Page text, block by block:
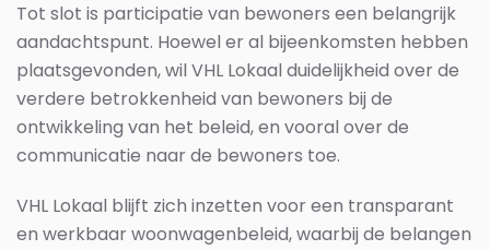
Tot slot is participatie van bewoners een belangrijk
aandachtspunt. Hoewel er al bijeenkomsten hebben
plaatsgevonden, wil VHL Lokaal duidelijkheid over de
verdere betrokkenheid van bewoners bij de
ontwikkeling van het beleid, en vooral over de
communicatie naar de bewoners toe.
VHL Lokaal blijft zich inzetten voor een transparant
en werkbaar woonwagenbeleid, waarbij de belangen